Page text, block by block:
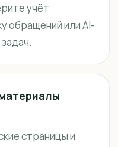
учёт
обращений или AI-
страницы и